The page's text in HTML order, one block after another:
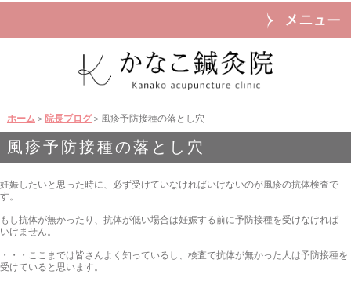
ホーム＞ 院長ブログ＞風疹予防接種の落とし穴
風疹予防接種の落とし穴
妊娠したいと思った時に、必ず受けていなければいけないのが風疹の抗体検査で
す。
もし抗体が無かったり、抗体が低い場合は妊娠する前に予防接種を受けなければ
いけません。
・・・ここまでは皆さんよく知っているし、検査で抗体が無かった人は予防接種を
受けていると思います。